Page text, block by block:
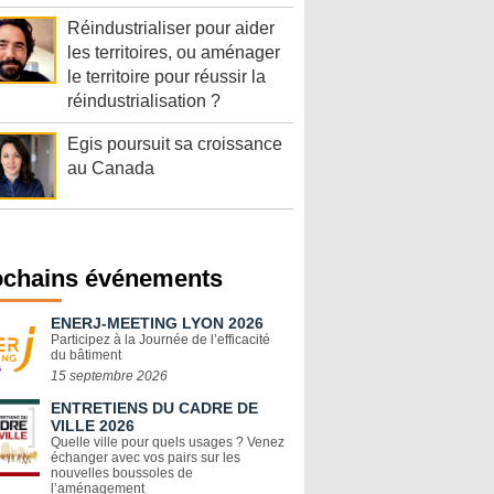
Réindustrialiser pour aider
les territoires, ou aménager
le territoire pour réussir la
réindustrialisation ?
Egis poursuit sa croissance
au Canada
événements
ENERJ-MEETING LYON 2026
Participez à la Journée de l’efficacité
du bâtiment
15 septembre 2026
ENTRETIENS DU CADRE DE
VILLE 2026
Quelle ville pour quels usages ? Venez
échanger avec vos pairs sur les
nouvelles boussoles de
l’aménagement